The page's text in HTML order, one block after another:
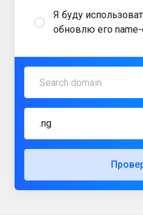
Я буду
обновлю его
.ng